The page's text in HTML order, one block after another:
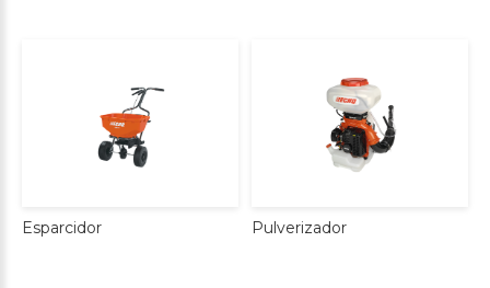
Esparcidor Pulverizador